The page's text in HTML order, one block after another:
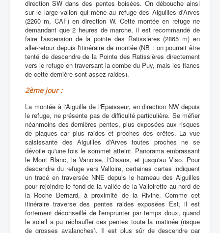
direction SW dans des pentes boisées. On débouche ainsi
sur le large vallon qui mène au refuge des Aiguilles d'Arves
(2260 m, CAF) en direction W. Cette montée en refuge ne
demandant que 2 heures de marche, il est recommandé de
faire l'ascension de la pointe des Ratissières (2865 m) en
aller-retour depuis l'itinéraire de montée (NB : on pourrait être
tenté de descendre de la Pointe des Ratissières directement
vers le refuge en traversant la combe du Puy, mais les flancs
de cette dernière sont assez raides).
2ème jour :
La montée à l'Aiguille de l'Epaisseur, en direction NW depuis
le refuge, ne présente pas de difficulté particulière. Se méfier
néanmoins des dernières pentes, plus exposées aux risques
de plaques car plus raides et proches des crêtes. La vue
saisissante des Aiguilles d'Arves toutes proches ne se
dévoile qu'une fois le sommet atteint. Panorama embrassant
le Mont Blanc, la Vanoise, l'Oisans, et jusqu'au Viso. Pour
descendre du refuge vers Valloire, certaines cartes indiquent
un tracé en traversée NNE depuis le hameau des Aiguilles
pour rejoindre le fond de la vallée de la Valloirette au nord de
la Roche Bernard, à proximité de la Rivine. Comme cet
itinéraire traverse des pentes raides exposées Est, il est
fortement déconseillé de l'emprunter par temps doux, quand
le soleil a pu réchauffer ces pentes toute la matinée (risque
de grosses avalanches). Il est plus sûr de descendre par